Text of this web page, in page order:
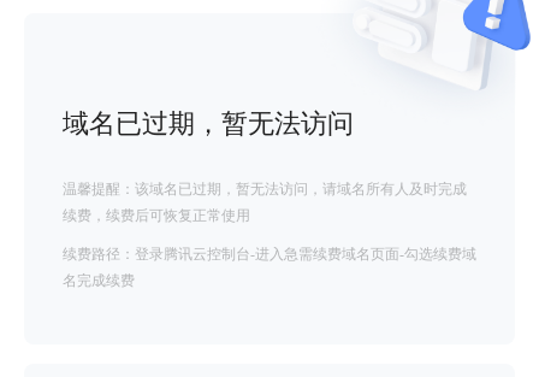
域名已过期，暂无法访问
温馨提醒：该域名已过期，暂无法访问，请域名所有人及时完成
续费，续费后可恢复正常使用
续费路径：登录腾讯云控制台-进入急需续费域名页面-勾选续费域
名完成续费